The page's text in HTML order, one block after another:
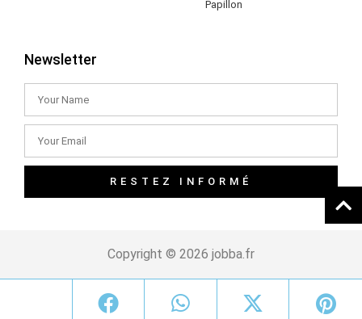
Papillon
Newsletter
RESTEZ INFORMÉ
Copyright © 2026 jobba.fr